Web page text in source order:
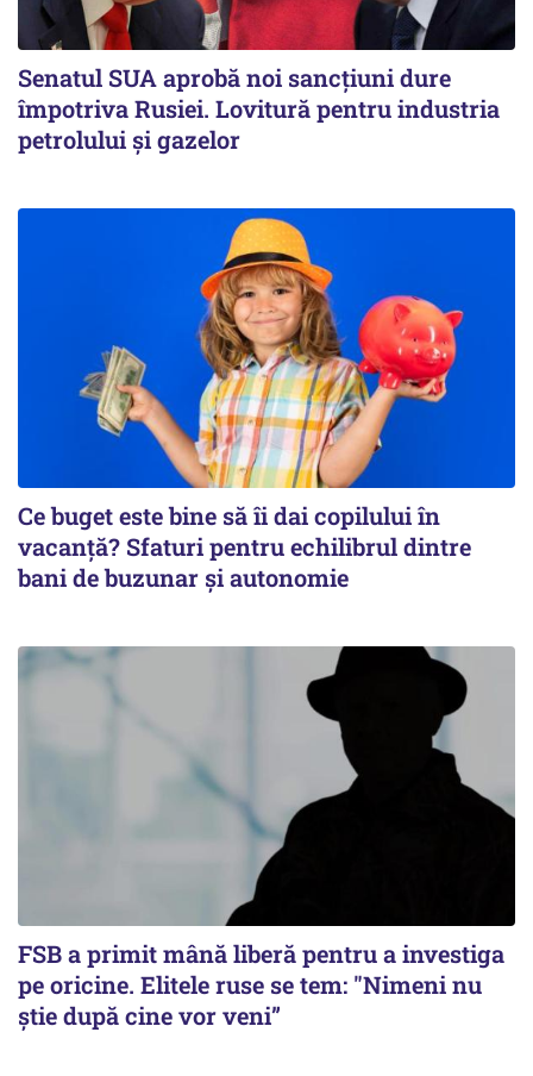
Senatul SUA aprobă noi sancțiuni dure
împotriva Rusiei. Lovitură pentru industria
petrolului și gazelor
Ce buget este bine să îi dai copilului în
vacanță? Sfaturi pentru echilibrul dintre
bani de buzunar și autonomie
FSB a primit mână liberă pentru a investiga
pe oricine. Elitele ruse se tem: "Nimeni nu
știe după cine vor veni”